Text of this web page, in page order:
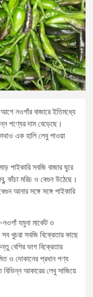
নওগাঁর বাজারে ইতিমধ্যে
পণ্যের দাম বেড়েছে।
এক হালি লেবু পাওয়া
পাইকারি সবজি বাজার ঘুরে
কাঁচা মরিচ ও বেগুন উঠেছে।
আনার সঙ্গে সঙ্গে পাইকারি
যমুনা মার্কেট ও
সব খুচরা সবজি বিক্রেতার কাছে
বেশির ভাগ বিক্রেতার
ও দোকানের প্রধান পণ্য
বিভিন্ন আকারের লেবু সাজিয়ে